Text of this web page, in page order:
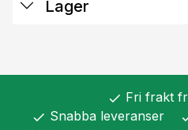
Lager
check Fri frakt
check Snabba leveranser